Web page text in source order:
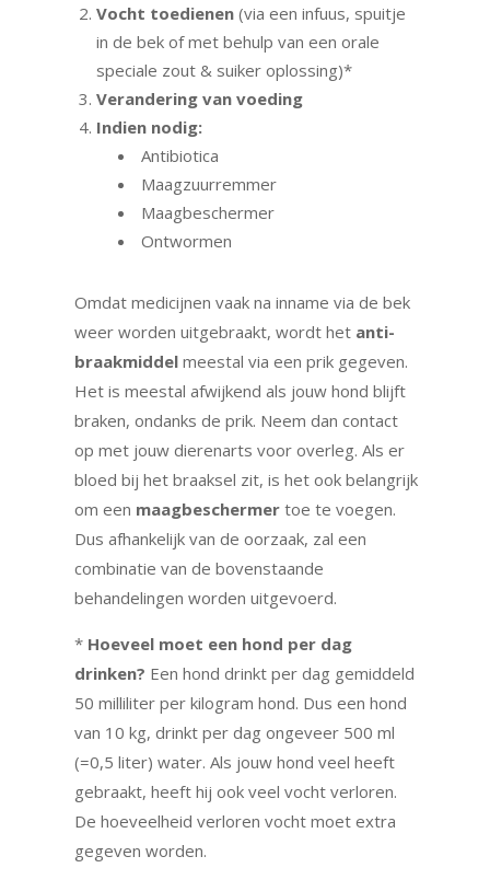
Vocht toedienen(via een infuus, spuitje
in de bek of met behulp van een orale
speciale zout & suiker oplossing)*
Verandering van voeding
Indien nodig:
Antibiotica
Maagzuurremmer
Maagbeschermer
Ontwormen
Omdat medicijnen vaak na inname via de bek
weer worden uitgebraakt, wordt het anti-
braakmiddelmeestal via een prik gegeven.
Het is meestal afwijkend als jouw hond blijft
braken, ondanks de prik. Neem dan contact
op met jouw dierenarts voor overleg. Als er
bloed bij het braaksel zit, is het ook belangrijk
om een maagbeschermertoe te voegen.
Dus afhankelijk van de oorzaak, zal een
combinatie van de bovenstaande
behandelingen worden uitgevoerd.
* Hoeveel moet een hond per dag
drinken? Een hond drinkt per dag gemiddeld
50 milliliter per kilogram hond. Dus een hond
van 10 kg, drinkt per dag ongeveer 500 ml
(=0,5 liter) water. Als jouw hond veel heeft
gebraakt, heeft hij ook veel vocht verloren.
De hoeveelheid verloren vocht moet extra
gegeven worden.